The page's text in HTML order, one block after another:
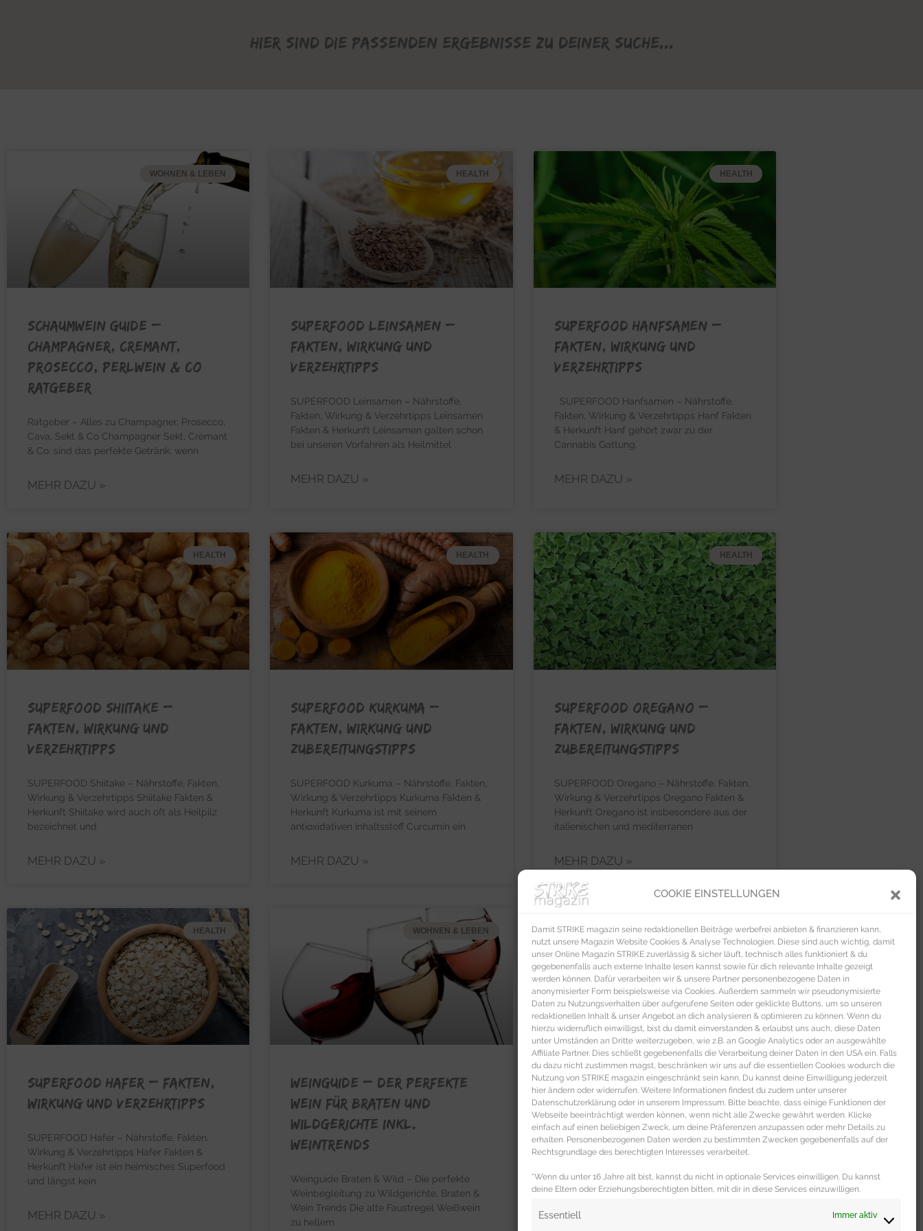
COOKIE EINSTELLUNGEN
Damit STRIKE magazin seine redaktionellen Beiträge werbefrei anbieten & finanzieren kann,
nutzt unsere Magazin Website Cookies & Analyse Technologien. Diese sind auch wichtig, damit
unser Online Magazin STRIKE zuverlässig & sicher läuft, technisch alles funktioniert & du
gegebenenfalls auch externe Inhalte lesen kannst sowie für dich relevante Inhalte gezeigt
werden können. Dafür verarbeiten wir & unsere Partner personenbezogene Daten in
anonymisierter Form beispielsweise via Cookies. Außerdem sammeln wir pseudonymisierte
Daten zu Nutzungsverhalten über aufgerufene Seiten oder geklickte Buttons, um so unseren
redaktionellen Inhalt & unser Angebot an dich analysieren & optimieren zu können. Wenn du
hierzu widerruflich einwilligst, bist du damit einverstanden & erlaubst uns auch, diese Daten
unter Umständen an Dritte weiterzugeben, wie z.B. an Google Analytics oder an ausgewählte
Affiliate Partner. Dies schließt gegebenenfalls die Verarbeitung deiner Daten in den USA ein. Falls
du dazu nicht zustimmen magst, beschränken wir uns auf die essentiellen Cookies wodurch die
Nutzung von STRIKE magazin eingeschränkt sein kann. Du kannst deine Einwilligung jederzeit
hier ändern oder widerrufen. Weitere Informationen findest du zudem unter unserer
Datenschutzerklärung oder in unserem Impressum. Bitte beachte, dass einige Funktionen der
Webseite beeinträchtigt werden können, wenn nicht alle Zwecke gewährt werden. Klicke
einfach auf einen beliebigen Zweck, um deine Präferenzen anzupassen oder mehr Details zu
erhalten. Personenbezogenen Daten werden zu bestimmten Zwecken gegebenenfalls auf der
Rechtsgrundlage des berechtigten Interesses verarbeitet.
*Wenn du unter 16 Jahre alt bist, kannst du nicht in optionale Services einwilligen. Du kannst
deine Eltern oder Erziehungsberechtigten bitten, mit dir in diese Services einzuwilligen.
Essentiell Immer aktiv
Hier sind die passenden Ergebnisse zu deiner Suche...
WOHNEN & LEBEN
SCHAUMWEIN GUIDE –
Champagner, Cremant,
Prosecco, Perlwein & Co
Ratgeber
Ratgeber – Alles zu Champagner, Prosecco,
Cava, Sekt & Co Champagner Sekt, Crémant
& Co. sind das perfekte Getränk, wenn
MEHR DAZU »
HEALTH
SUPERFOOD LEINSAMEN –
Fakten, Wirkung und
Verzehrtipps
SUPERFOOD Leinsamen – Nährstoffe,
Fakten, Wirkung & Verzehrtipps Leinsamen
Fakten & Herkunft Leinsamen galten schon
bei unseren Vorfahren als Heilmittel
MEHR DAZU »
HEALTH
SUPERFOOD HANFSAMEN –
Fakten, Wirkung und
Verzehrtipps
SUPERFOOD Hanfsamen – Nährstoffe,
Fakten, Wirkung & Verzehrtipps Hanf Fakten
& Herkunft Hanf gehört zwar zu der
Cannabis Gattung,
MEHR DAZU »
HEALTH
SUPERFOOD SHIITAKE –
Fakten, Wirkung und
Verzehrtipps
SUPERFOOD Shiitake – Nährstoffe, Fakten,
Wirkung & Verzehrtipps Shiitake Fakten &
Herkunft Shiitake wird auch oft als Heilpilz
bezeichnet und
MEHR DAZU »
HEALTH
SUPERFOOD KURKUMA –
Fakten, Wirkung und
Zubereitungstipps
SUPERFOOD Kurkuma – Nährstoffe, Fakten,
Wirkung & Verzehrtipps Kurkuma Fakten &
Herkunft Kurkuma ist mit seinem
antioxidativen Inhaltsstoff Curcumin ein
MEHR DAZU »
HEALTH
SUPERFOOD OREGANO –
Fakten, Wirkung und
Zubereitungstipps
SUPERFOOD Oregano – Nährstoffe, Fakten,
Wirkung & Verzehrtipps Oregano Fakten &
Herkunft Oregano ist insbesondere aus der
italienischen und mediterranen
MEHR DAZU »
HEALTH
SUPERFOOD HAFER – Fakten,
Wirkung und Verzehrtipps
SUPERFOOD Hafer – Nährstoffe, Fakten,
Wirkung & Verzehrtipps Hafer Fakten &
Herkunft Hafer ist ein heimisches Superfood
und längst kein
MEHR DAZU »
WOHNEN & LEBEN
WEINGUIDE – Der perfekte
Wein für Braten und
Wildgerichte inkl.
Weintrends
Weinguide Braten & Wild – Die perfekte
Weinbegleitung zu Wildgerichte, Braten &
Wein Trends Die alte Faustregel Weißwein
zu hellem